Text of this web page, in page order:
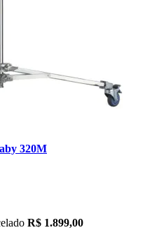
320M
R$ 1.899,00